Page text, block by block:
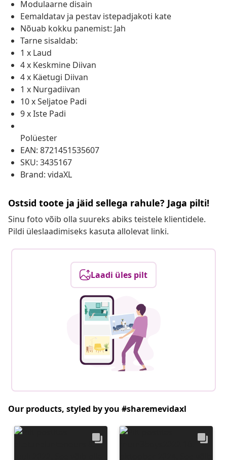
Modulaarne disain
Eemaldatav ja pestav istepadjakoti kate
Nõuab kokku panemist: Jah
Tarne sisaldab:
1 x Laud
4 x Keskmine Diivan
4 x Käetugi Diivan
1 x Nurgadiivan
10 x Seljatoe Padi
9 x Iste Padi
Polüester
EAN: 8721451535607
SKU: 3435167
Brand: vidaXL
Ostsid toote ja jäid sellega rahule? Jaga pilti!
Sinu foto võib olla suureks abiks teistele klientidele.
Pildi üleslaadimiseks kasuta allolevat linki.
Laadi üles pilt
Our products, styled by you #sharemevidaxl